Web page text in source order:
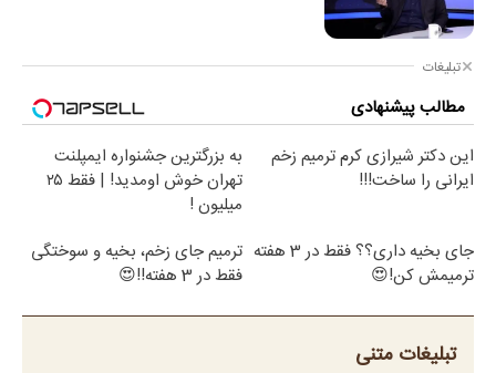
تبلیغات
مطالب پیشنهادی
این دکتر شیرازی کرم ترمیم زخم
ایرانی را ساخت!!!
به بزرگترین جشنواره ایمپلنت
تهران خوش اومدید! | فقط ۲۵
میلیون !
جای بخیه داری؟؟ فقط در 3 هفته
ترمیمش کن!😍
ترمیم جای زخم، بخیه و سوختگی
فقط در 3 هفته!!😍
تبلیغات متنی